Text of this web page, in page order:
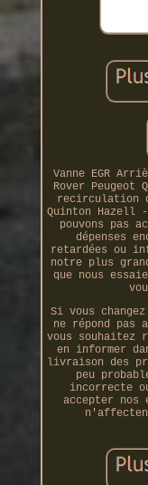
Vanne EGR
Rover Peugeot
recirculation
Quinton Hazell
pouvons pas
dépenses
retardées ou
notre plus
que nous
Si vous
ne répond pas
vous souhaitez
en informer
livraison des
peu
incorrecte
accepter nos